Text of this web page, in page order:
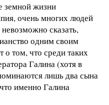
земной жизни
очень многих людей
сказать,
одним своим
том, что среди таких
Галина (хотя в
лишь два сына
именно Галина